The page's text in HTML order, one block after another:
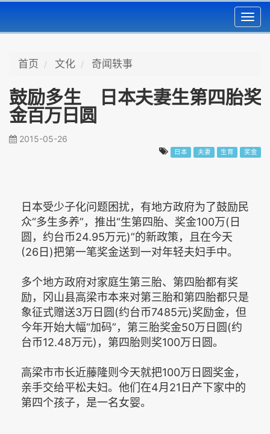
首页 文化 奇闻轶事
鼓励多生 日本夫妻生第四胎奖
金百万日圆
2015-05-26
日本 夫妻 生育 奖金
日本受少子化问题困扰，有地方政府为了鼓励民
众“多生多养”，推出“生第四胎、奖金100万(日
圆，约台币24.95万元)”的新政策，且在今天
(26日)把第一笔奖金送到一对年轻夫妇手中。
多个地方政府对家庭生第三胎、第四胎都有奖
励，冈山县高梁市本来对第三胎和第四胎都只是
象征式赠送3万日圆(约台币7485元)奖励金，但
今年开始大幅“加码”，第三胎奖金50万日圆(约
台币12.48万元)，第四胎则奖100万日圆。
高梁市市长近藤隆则今天就把100万日圆奖金，
亲手交给平松夫妇。他们在4月21日产下家中的
第四个孩子，是一名女婴。